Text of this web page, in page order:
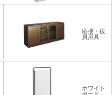
応接・役
員用具
ホワイト